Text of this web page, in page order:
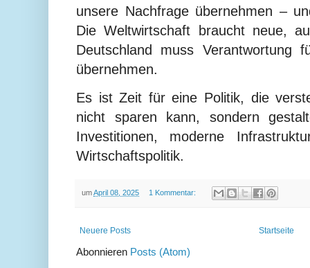
unsere Nachfrage übernehmen –
Die Weltwirtschaft braucht neue,
Deutschland muss Verantwortung
übernehmen.
Es ist Zeit für eine Politik, die
nicht sparen kann, sondern
Investitionen, moderne
Wirtschaftspolitik.
umApril 08, 2025 1 Kommentar:
Neuere Posts Startseite
Abonnieren Posts (Atom)